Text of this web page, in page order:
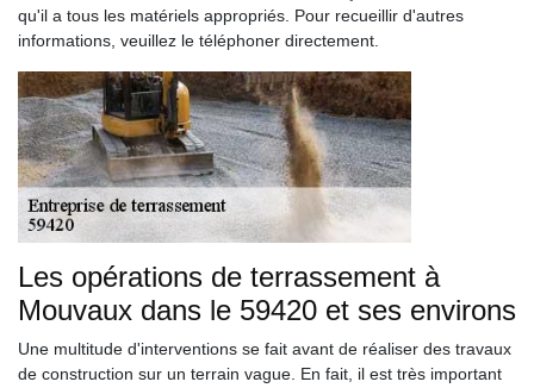
qu'il a tous les matériels appropriés. Pour recueillir d'autres
informations, veuillez le téléphoner directement.
Les opérations de terrassement à
Mouvaux dans le 59420 et ses environs
Une multitude d'interventions se fait avant de réaliser des travaux
de construction sur un terrain vague. En fait, il est très important